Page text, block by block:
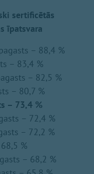
sertificētās
īpatsvara
– 88,4 %
– 83,4 %
– 82,5 %
– 80,7 %
– 73,4 %
– 72,4 %
– 72,2 %
%
– 68,2 %